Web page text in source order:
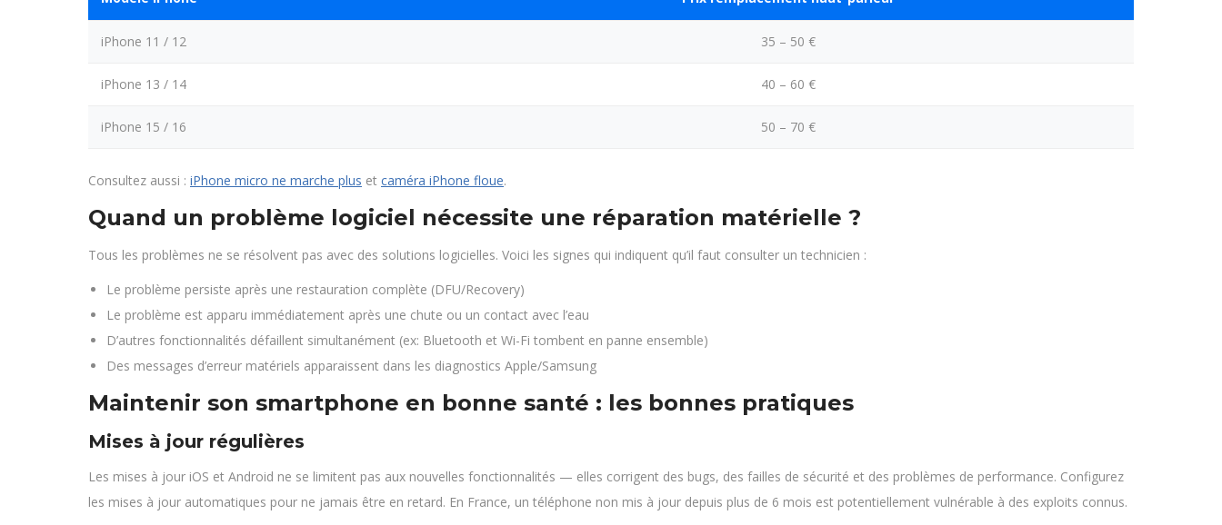
iPhone 11 / 12 35 – 50 €
iPhone 13 / 14 40 – 60 €
iPhone 15 / 16 50 – 70 €
Consultez aussi : iPhone micro ne marche plus et caméra iPhone floue.
Quand un problème logiciel nécessite une réparation matérielle ?
Tous les problèmes ne se résolvent pas avec des solutions logicielles. Voici les signes qui indiquent qu’il faut consulter un technicien :
Le problème persiste après une restauration complète (DFU/Recovery)
Le problème est apparu immédiatement après une chute ou un contact avec l’eau
D’autres fonctionnalités défaillent simultanément (ex: Bluetooth et Wi-Fi tombent en panne ensemble)
Des messages d’erreur matériels apparaissent dans les diagnostics Apple/Samsung
Maintenir son smartphone en bonne santé : les bonnes pratiques
Mises à jour régulières
Les mises à jour iOS et Android ne se limitent pas aux nouvelles fonctionnalités — elles corrigent des bugs, des failles de sécurité et des problèmes de performance. Configurez
les mises à jour automatiques pour ne jamais être en retard. En France, un téléphone non mis à jour depuis plus de 6 mois est potentiellement vulnérable à des exploits connus.